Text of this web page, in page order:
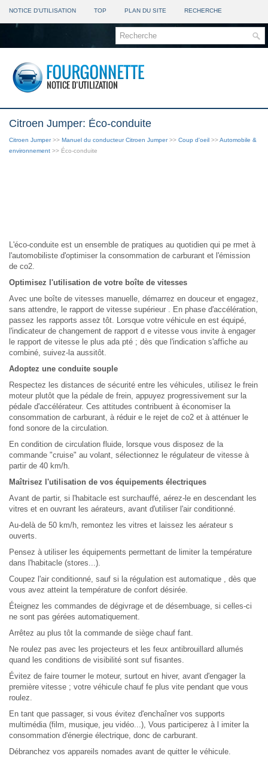
NOTICE D'UTILISATION TOP PLAN DU SITE RECHERCHE
Citroen Jumper: Éco-conduite
Citroen Jumper>> Manuel du conducteur Citroen Jumper>> Coup d'oeil >>Automobile &
environnement >> Éco-conduite
L'éco-conduite est un ensemble de pratiques au quotidien qui pe rmet à
l'automobiliste d'optimiser la consommation de carburant et l'émission
de co2.
Optimisez l'utilisation de votre boîte de vitesses
Avec une boîte de vitesses manuelle, démarrez en douceur et engagez,
sans attendre, le rapport de vitesse supérieur . En phase d'accélération,
passez les rapports assez tôt. Lorsque votre véhicule en est équipé,
l'indicateur de changement de rapport d e vitesse vous invite à engager
le rapport de vitesse le plus ada pté ; dès que l'indication s'affiche au
combiné, suivez-la aussitôt.
Adoptez une conduite souple
Respectez les distances de sécurité entre les véhicules, utilisez le frein
moteur plutôt que la pédale de frein, appuyez progressivement sur la
pédale d'accélérateur. Ces attitudes contribuent à économiser la
consommation de carburant, à réduir e le rejet de co2 et à atténuer le
fond sonore de la circulation.
En condition de circulation fluide, lorsque vous disposez de la
commande "cruise" au volant, sélectionnez le régulateur de vitesse à
partir de 40 km/h.
Maîtrisez l'utilisation de vos équipements électriques
Avant de partir, si l'habitacle est surchauffé, aérez-le en descendant les
vitres et en ouvrant les aérateurs, avant d'utiliser l'air conditionné.
Au-delà de 50 km/h, remontez les vitres et laissez les aérateur s
ouverts.
Pensez à utiliser les équipements permettant de limiter la température
dans l'habitacle (stores...).
Coupez l'air conditionné, sauf si la régulation est automatique , dès que
vous avez atteint la température de confort désirée.
Éteignez les commandes de dégivrage et de désembuage, si celles-ci
ne sont pas gérées automatiquement.
Arrêtez au plus tôt la commande de siège chauf fant.
Ne roulez pas avec les projecteurs et les feux antibrouillard allumés
quand les conditions de visibilité sont suf fisantes.
Évitez de faire tourner le moteur, surtout en hiver, avant d'engager la
première vitesse ; votre véhicule chauf fe plus vite pendant que vous
roulez.
En tant que passager, si vous évitez d'enchaîner vos supports
multimédia (film, musique, jeu vidéo...), Vous participerez à l imiter la
consommation d'énergie électrique, donc de carburant.
Débranchez vos appareils nomades avant de quitter le véhicule.